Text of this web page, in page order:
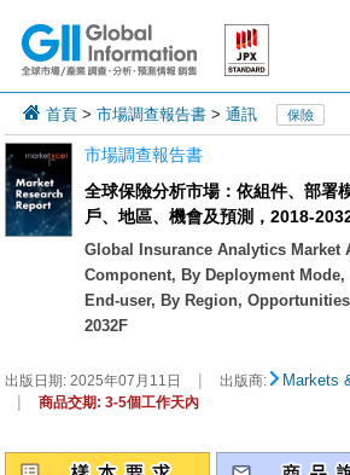
首頁 >市場調查報告書 >通訊 保險
市場調查報告書
全球保險分析市場：依組件、部署
戶、地區、機會及預測，2018-
Global Insurance Analytics Market
Component, By Deployment
End-user, By Region,
2032F
出版日期:2025年07月11日 | 出版商: Markets
| 商品交期: 3-5個工作天內